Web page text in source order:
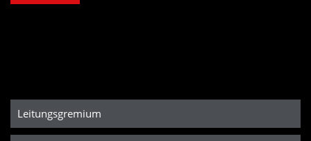
Leitungsgremium